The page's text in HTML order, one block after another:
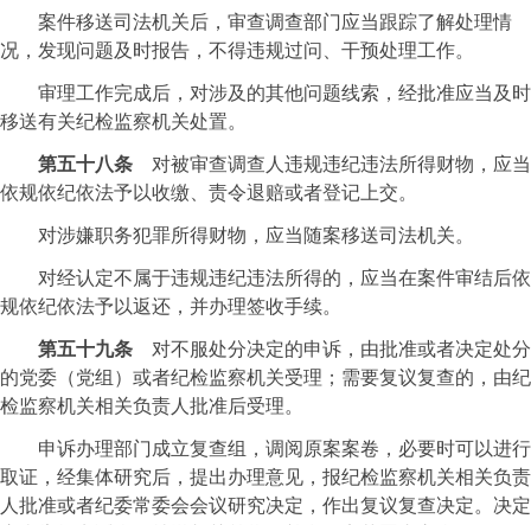
案件移送司法机关后，审查调查部门应当跟踪了解处理情
况，发现问题及时报告，不得违规过问、干预处理工作。
审理工作完成后，对涉及的其他问题线索，经批准应当及时
移送有关纪检监察机关处置。
第五十八条 对被审查调查人违规违纪违法所得财物，应当
依规依纪依法予以收缴、责令退赔或者登记上交。
对涉嫌职务犯罪所得财物，应当随案移送司法机关。
对经认定不属于违规违纪违法所得的，应当在案件审结后依
规依纪依法予以返还，并办理签收手续。
第五十九条 对不服处分决定的申诉，由批准或者决定处分
的党委（党组）或者纪检监察机关受理；需要复议复查的，由纪
检监察机关相关负责人批准后受理。
申诉办理部门成立复查组，调阅原案案卷，必要时可以进行
取证，经集体研究后，提出办理意见，报纪检监察机关相关负责
人批准或者纪委常委会会议研究决定，作出复议复查决定。决定